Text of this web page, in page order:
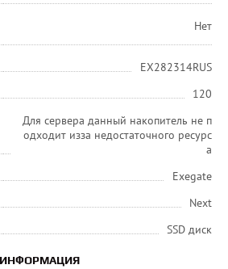
Нет
EX282314RUS
120
Для сервера данный накопитель не п
одходит изза недостаточного ресурс
а
Exegate
Next
SSD диск